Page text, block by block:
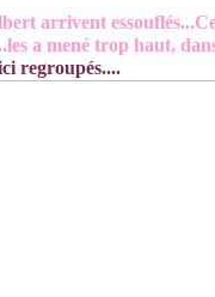
arrivent
a mené trop haut,
regroupés....